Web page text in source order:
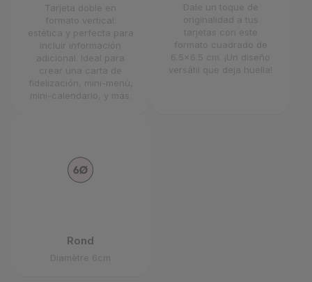
Tarjeta doble en
formato vertical:
estética y perfecta para
incluir información
adicional. Ideal para
crear una carta de
fidelización, mini-menú,
mini-calendario, y más.
Dale un toque de
originalidad a tus
tarjetas con este
formato cuadrado de
6.5x6.5 cm. ¡Un diseño
versátil que deja huella!
Rond
Diamètre 6cm